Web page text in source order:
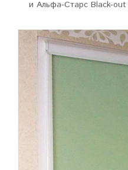
и Альфа-Старс Black-out